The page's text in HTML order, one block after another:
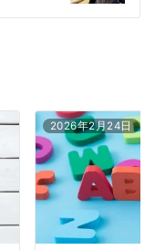
2026年2月24日